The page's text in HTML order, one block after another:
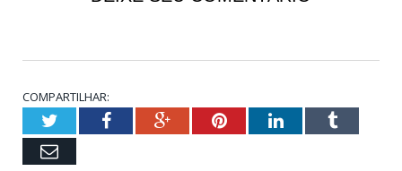
COMPARTILHAR:
TwitterFacebookGoogle+PinterestLinkedInTumblr
Email